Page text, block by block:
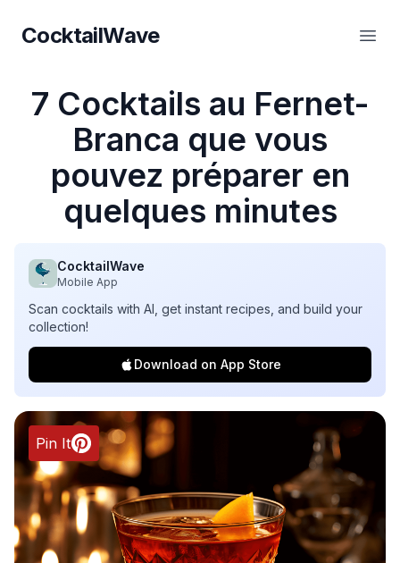
CocktailWave
CocktailWave
7 Cocktails au Fernet-
Branca que vous
pouvez préparer en
quelques minutes
CocktailWave
Mobile App
Scan cocktails with AI, get instant recipes, and build your
collection!
Download on App Store
Pin It